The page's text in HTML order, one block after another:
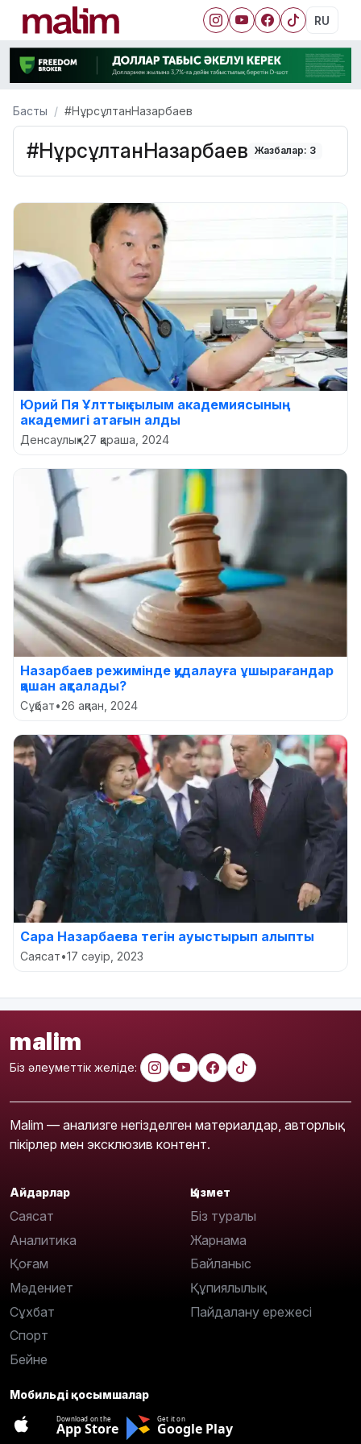
RU
Басты #НұрсұлтанНазарбаев
#НұрсұлтанНазарбаев Жазбалар: 3
Юрий Пя Ұлттық ғылым академиясының
академигі атағын алды
Денсаулық•27 қараша, 2024
Назарбаев режимінде қудалауға ұшырағандар
қашан ақталады?
Сұқбат•26 ақпан, 2024
Сара Назарбаева тегін ауыстырып алыпты
Саясат•17 сәуір, 2023
malim
Біз әлеуметтік желіде:
Malim — анализге негізделген материалдар, авторлық
пікірлер мен эксклюзив контент.
Айдарлар
Саясат
Аналитика
Қоғам
Мәдениет
Сұхбат
Спорт
Бейне
Қызмет
Біз туралы
Жарнама
Байланыс
Құпиялылық
Пайдалану ережесі
Мобильді қосымшалар
Download on the
App Store
Get it on
Google Play